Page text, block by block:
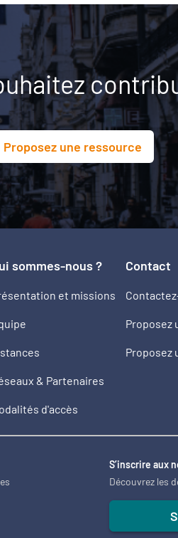
Proposez une ressource
sommes-nous ?
et missions
& Partenaires
d'accès
Contact
Proposez
Proposez
S’inscrire aux
Découvrez les